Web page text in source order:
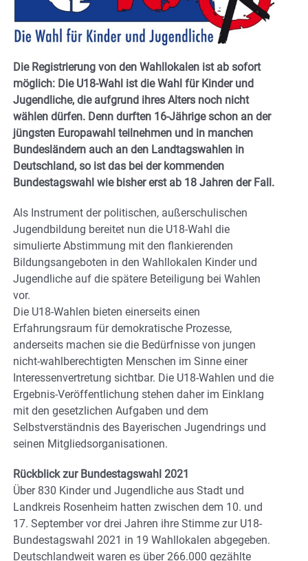
Die Registrierung von den Wahllokalen ist ab sofort
möglich: Die U18-Wahl ist die Wahl für Kinder und
Jugendliche, die aufgrund ihres Alters noch nicht
wählen dürfen. Denn durften 16-Jährige schon an der
jüngsten Europawahl teilnehmen und in manchen
Bundesländern auch an den Landtagswahlen in
Deutschland, so ist das bei der kommenden
Bundestagswahl wie bisher erst ab 18 Jahren der Fall.
Als Instrument der politischen, außerschulischen
Jugendbildung bereitet nun die U18-Wahl die
simulierte Abstimmung mit den flankierenden
Bildungsangeboten in den Wahllokalen Kinder und
Jugendliche auf die spätere Beteiligung bei Wahlen
vor.
Die U18-Wahlen bieten einerseits einen
Erfahrungsraum für demokratische Prozesse,
anderseits machen sie die Bedürfnisse von jungen
nicht-wahlberechtigten Menschen im Sinne einer
Interessenvertretung sichtbar. Die U18-Wahlen und die
Ergebnis-Veröffentlichung stehen daher im Einklang
mit den gesetzlichen Aufgaben und dem
Selbstverständnis des Bayerischen Jugendrings und
seinen Mitgliedsorganisationen.
Rückblick zur Bundestagswahl 2021
Über 830 Kinder und Jugendliche aus Stadt und
Landkreis Rosenheim hatten zwischen dem 10. und
17. September vor drei Jahren ihre Stimme zur U18-
Bundestagswahl 2021 in 19 Wahllokalen abgegeben.
Deutschlandweit waren es über 266.000 gezählte